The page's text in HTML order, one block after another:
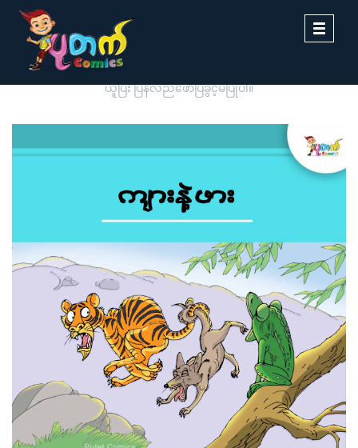
Toggle
ပုတက်ကာတွန်းမှ မူပိုင်စီစဉ်တင်ဆက်ထားခြင်းဖြစ်ပါသည်။ တစ်ဆင့်ကူး
ယူပြီး ပြန်လည်ဖော်ပြခွင့်မပြုပါ။